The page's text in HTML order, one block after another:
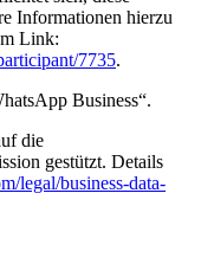
Informationen hierzu
Link:
7735.
Business“.
die
gestützt. Details
legal/business-data-